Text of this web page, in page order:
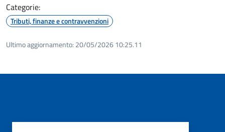
Categorie:
Tributi, finanze e contravvenzioni
Ultimo aggiornamento: 20/05/2026 10:25.11